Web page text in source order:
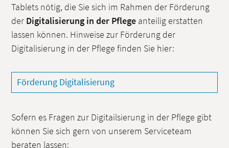
Tablets nötig, die Sie sich im Rahmen der Förderung
der Digitalisierung in der Pflegeanteilig erstatten
lassen können. Hinweise zur Förderung der
Digitalisierung in der Pflege finden Sie hier:
Förderung Digitalisierung
Sofern es Fragen zur Digitailsierung in der Pflege gibt
können Sie sich gern von unserem Serviceteam
beraten lassen: